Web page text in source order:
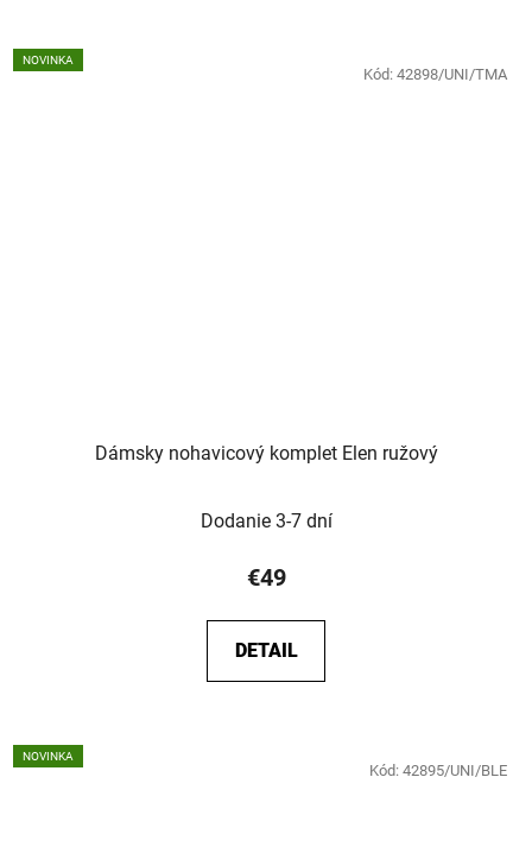
NOVINKA
Dámsky nohavicový komplet Elen ružový
Dodanie 3-7 dní
€49
DETAIL
Kód: 42898/UNI/TMA
NOVINKA
Kód: 42895/UNI/BLE